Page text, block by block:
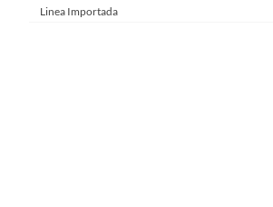
Linea Importada